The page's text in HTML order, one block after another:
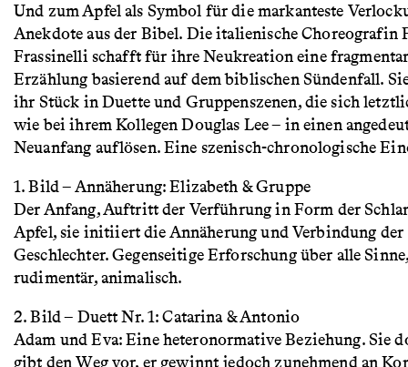
Und zum Apfel als Symbol für die markanteste
Anekdote aus der Bibel. Die italienische Choreografin
Frassinelli schafft für ihre Neukreation eine
Erzählung basierend auf dem biblischen Sündenfall.
ihr Stück in Duette und Gruppenszenen, die sich
wie bei ihrem Kollegen Douglas Lee – in einen
Neuanfang auflösen. Eine szenisch-chronologische
1. Bild – Annäherung: Elizabeth & Gruppe
Der Anfang, Auftritt der Verführung in Form der
Apfel, sie initiiert die Annäherung und Verbindung der
Geschlechter. Gegenseitige Erforschung über alle
rudimentär, animalisch.
2. Bild – Duett Nr. 1: Catarina & Antonio
Adam und Eva: Eine heteronormative Beziehung. Sie
gibt den Weg vor, er gewinnt jedoch zunehmend an